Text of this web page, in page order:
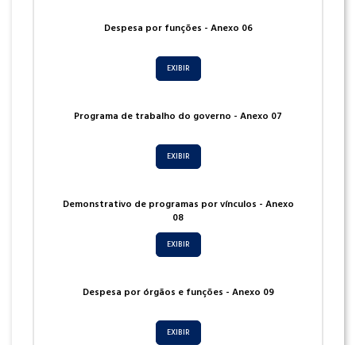
Despesa por funções - Anexo 06
EXIBIR
Programa de trabalho do governo - Anexo 07
EXIBIR
Demonstrativo de programas por vínculos - Anexo
08
EXIBIR
Despesa por órgãos e funções - Anexo 09
EXIBIR